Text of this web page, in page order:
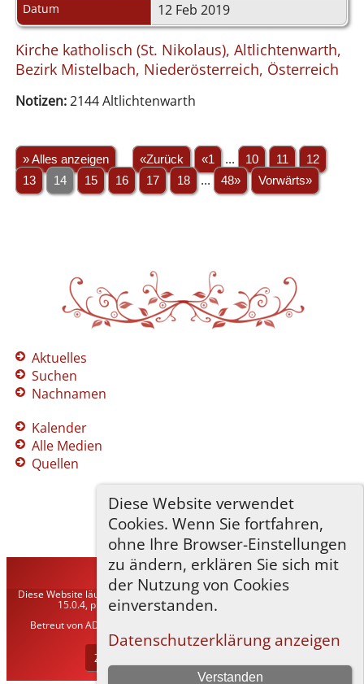
Diese Website verwendet
Cookies. Wenn Sie fortfahren,
ohne Ihre Browser-Einstellungen
zu ändern, erklären Sie sich mit
der Nutzung von Cookies
einverstanden.
Datenschutzerklärung anzeigen
Verstanden
Datum 12 Feb 2019
Kirche katholisch (St. Nikolaus), Altlichtenwarth,
Bezirk Mistelbach, Niederösterreich, Österreich
Notizen:2144 Altlichtenwarth
» Alles anzeigen «Zurück «1 ... 10 11
12
13
14 15 16 17 18 ... 48» Vorwärts»
Aktuelles
Suchen
Nachnamen
Kalender
Alle Medien
Quellen
TNG-ADLER©2026
Diese Website läuft mitThe Next Generation of Genealogy Sitebuilding
15.0.4, programmiert von Darrin Lythgoe © 2001-2026.
Betreut vonADLER Heraldisch-Genealogische Gesellschaft, Wien
Datenschutzerklärung.
Zur Desktop-Webseite wechseln